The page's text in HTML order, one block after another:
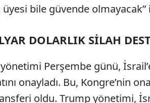
üyesi bile güvende
DOLARLIK SİLAH
Perşembe günü,
onayladı. Bu, Kongre’nin
oldu. Trump yönetimi,